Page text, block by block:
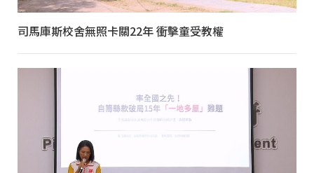
司馬庫斯校舍無照卡關22年 衝擊童受教權